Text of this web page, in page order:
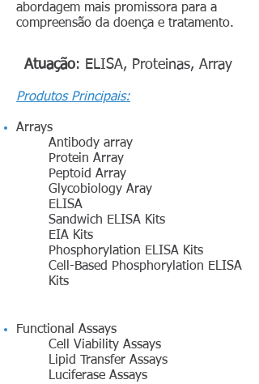
abordagem mais promissora para a
compreensão da doença e tratamento.
Atuação: ELISA, Proteinas, Array
Produtos Principais:
Arrays
Antibody array
Protein Array
Peptoid Array
Glycobiology Aray
ELISA
Sandwich ELISA Kits
EIA Kits
Phosphorylation ELISA Kits
Cell-Based Phosphorylation ELISA
Kits
Functional Assays
Cell Viability Assays
Lipid Transfer Assays
Luciferase Assays